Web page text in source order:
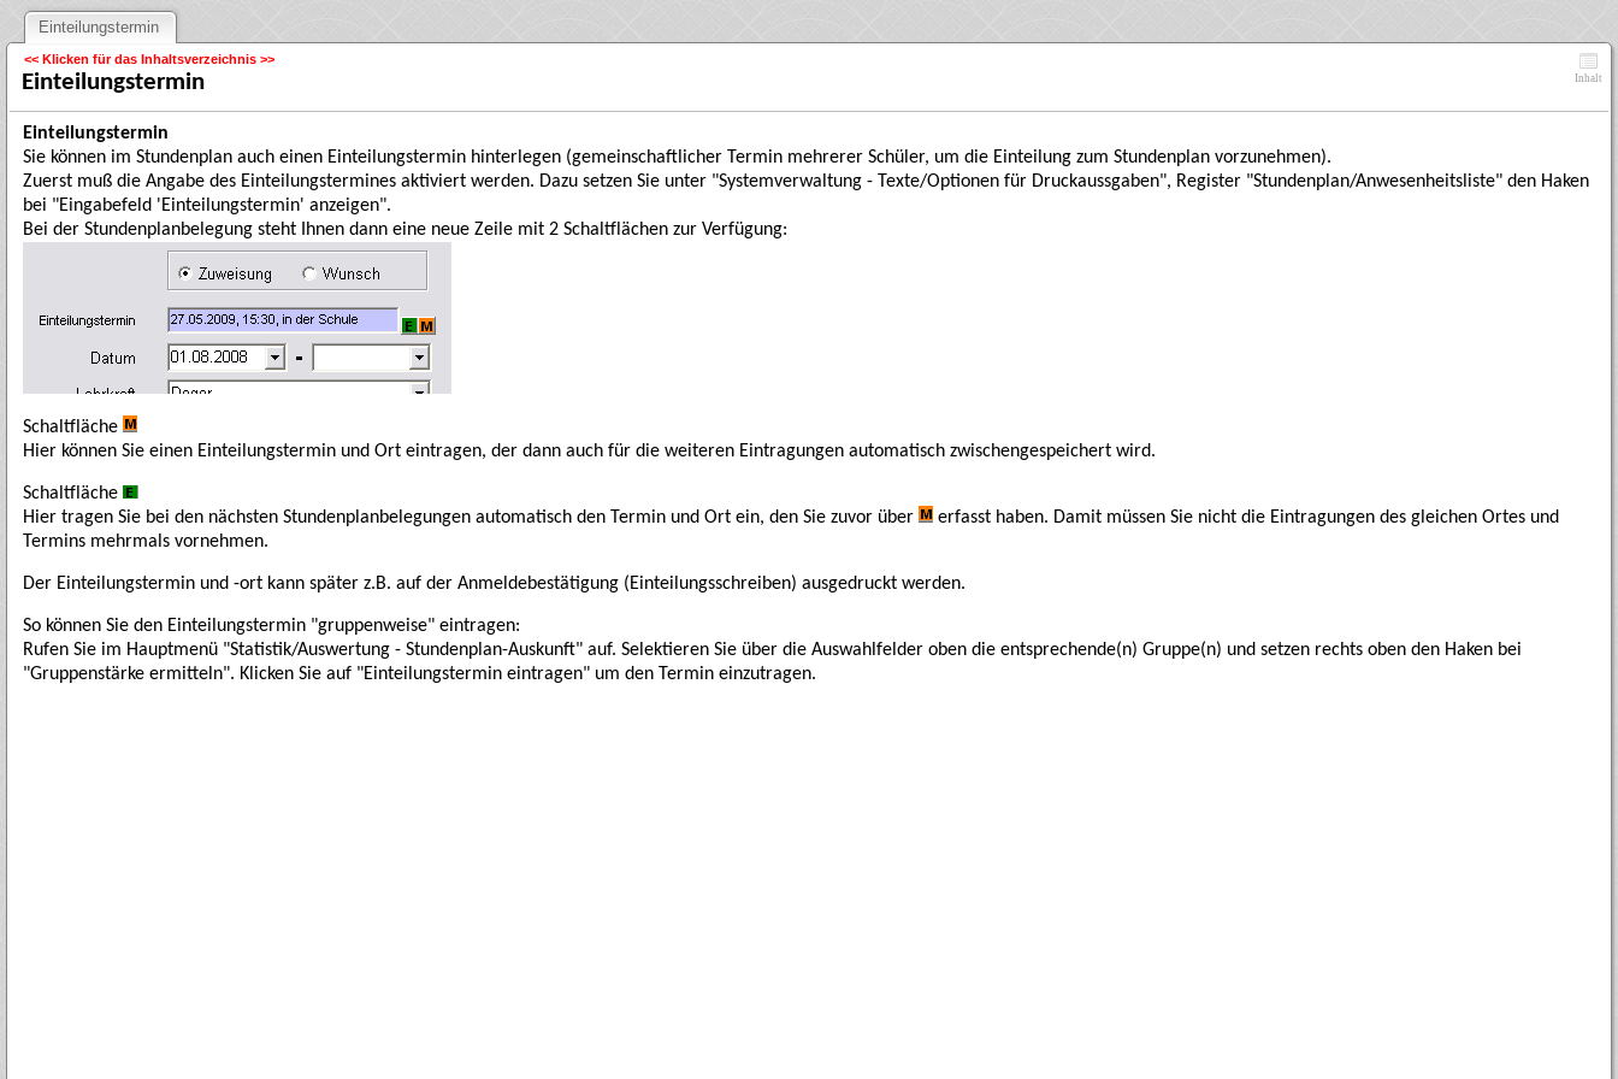
Einteilungstermin
<< Klicken für das Inhaltsverzeichnis >>
Einteilungstermin Inhalt
Einteilungstermin
Sie können im Stundenplan auch einen Einteilungstermin hinterlegen (gemeinschaftlicher Termin mehrerer Schüler, um die Einteilung zum Stundenplan vorzunehmen).
Zuerst muß die Angabe des Einteilungstermines aktiviert werden. Dazu setzen Sie unter "Systemverwaltung - Texte/Optionen für Druckaussgaben", Register "Stundenplan/Anwesenheitsliste" den Haken
bei "Eingabefeld 'Einteilungstermin' anzeigen".
Bei der Stundenplanbelegung steht Ihnen dann eine neue Zeile mit 2 Schaltflächen zur Verfügung:
Schaltfläche
Hier können Sie einen Einteilungstermin und Ort eintragen, der dann auch für die weiteren Eintragungen automatisch zwischengespeichert wird.
Schaltfläche
Hier tragen Sie bei den nächsten Stundenplanbelegungen automatisch den Termin und Ort ein, den Sie zuvor über
erfasst haben. Damit müssen Sie nicht die Eintragungen des gleichen Ortes und
Termins mehrmals vornehmen.
Der Einteilungstermin und -ort kann später z.B. auf der Anmeldebestätigung (Einteilungsschreiben) ausgedruckt werden.
So können Sie den Einteilungstermin "gruppenweise" eintragen:
Rufen Sie im Hauptmenü "Statistik/Auswertung - Stundenplan-Auskunft" auf. Selektieren Sie über die Auswahlfelder oben die entsprechende(n) Gruppe(n) und setzen rechts oben den Haken bei
"Gruppenstärke ermitteln". Klicken Sie auf "Einteilungstermin eintragen" um den Termin einzutragen.